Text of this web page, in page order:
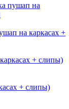
на каркасах +
+ слипы)